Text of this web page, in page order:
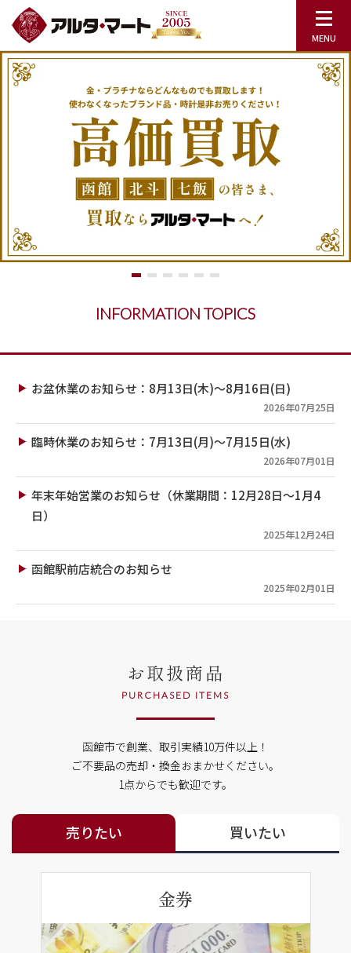
INFORMATION TOPICS
お盆休業のお知らせ：8月13日(木)～8月16日(日)
2026年07月25日
臨時休業のお知らせ：7月13日(月)～7月15日(水)
2026年07月01日
年末年始営業のお知らせ（休業期間：12月28日～1月4
日）
2025年12月24日
函館駅前店統合のお知らせ
2025年02月01日
お取扱商品
PURCHASED ITEMS
函館市で創業、取引実績10万件以上！
ご不要品の売却・換金おまかせください。
1点からでも歓迎です。
売りたい 買いたい
金券